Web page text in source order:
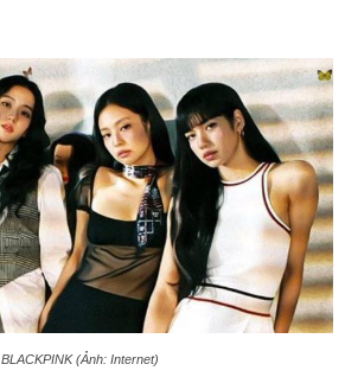
BLACKPINK (Ảnh: Internet)